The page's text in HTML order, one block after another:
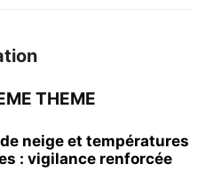
THEME
neige et températures
: vigilance renforcée